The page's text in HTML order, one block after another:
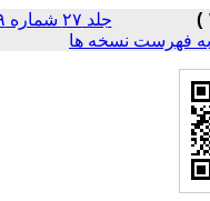
جلد ۲۷ شماره ۹
فهرست نسخه ها